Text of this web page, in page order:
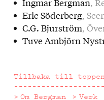
Eric Söderberg,
C.G. Bjurström,
Tuve Ambjörn
Tillbaka till
Om Bergman
Verk